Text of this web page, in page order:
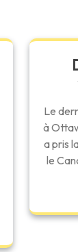
Le
à
a pris
le